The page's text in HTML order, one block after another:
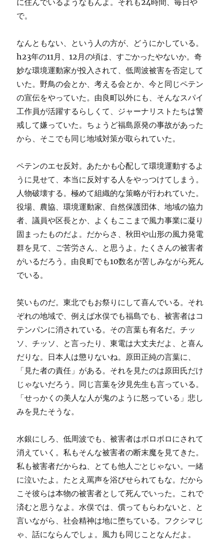
に住んでいるようなもんよ。それも24時間、毎日や
で。
なんともない、という人の方が、どうにかしている。
h23年の11月、12月の頃は、すごかったやないか。奇
妙な環境運動家が投入されて、低周波被害を否定して
いた。野鳥の会とか、考える会とか、今と同じペテン
の宣伝をやっていた。由良町以外にも、そんなスパイ
工作員が活躍するらしくて、ジャーナリストたちは警
戒して嫌っていた。ちょうど福島原発の事故があった
から、そこでも同じ地域対策が取られていた。
ペテンのエセ反対。あたかも心配して環境運動するよ
うに見せて、本当に反対する人をやっつけてしまう。
人物破壊する。極めて組織的な策略が行われていた。
役場、農協、環境運動家、自然保護団体、地域の協力
者、議員や区長とか、よくもここまで風力事業に凝り
固まったものだよ。だからさ、秋田や山形の風力発電
群を見て、ご苦労さん、と思うよ。たくさんの被害者
がいるだろう。由良町でも10数名が苦しみながら死ん
でいる。
笑いものだ。東北でもお祭りにして喜んでいる。それ
ぞれの地域で、例えば水俣でも福島でも、被害者はコ
テンパンに消されている。その言葉も有名だ。チッ
ソ、チッソ、と言ったり、東電は大丈夫だよ、と喜ん
だりな。日本人は懲りないね。原田正純の言葉に、
「見た者の責任」がある。それを見たのは原田氏だけ
じゃないだろう。同じ言葉を汐見先生も言っている。
「せっかくの美人な人が鬼のように怒っている」悲し
みを見たそうな。
水銀にしろ、低周波でも、被害者はボロボロにされて
消えていく。私もそんな被害者の断末魔を見てきた。
私も被害者だからね、とても他人ごとじゃない。一緒
に泣いたよ。たとえ罵声を浴びせられてもな。だから
こそ彼らは本物の被害者として死んでいった。これで
済むと思うなよ。水俣では、償ってもらわないと、と
言いながら、社会精神は地に堕ちている。フクシマじ
ゃ、話にならんでしょ。風力も同じことなんだよ。